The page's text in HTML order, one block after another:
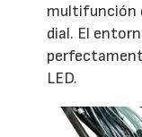
multifunción
dial. El
LED.